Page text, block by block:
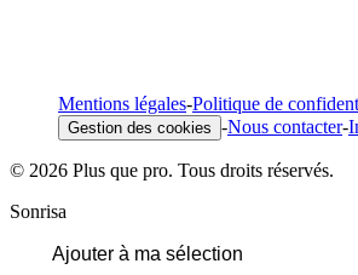
Mentions légales-Politique de
Gestion des cookies -Nous contacter-
© 2026 Plus que pro. Tous droits réservés.
Sonrisa
Ajouter à ma sélection